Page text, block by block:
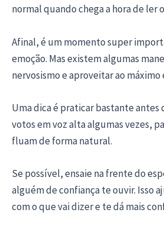
normal quando chega a hora de ler
Afinal, é um momento super
emoção. Mas existem algumas
nervosismo e aproveitar ao máximo
Uma dica é praticar bastante antes
votos em voz alta algumas vezes,
fluam de forma natural.
Se possível, ensaie na frente do
alguém de confiança te ouvir. Isso
com o que vai dizer e te dá mais